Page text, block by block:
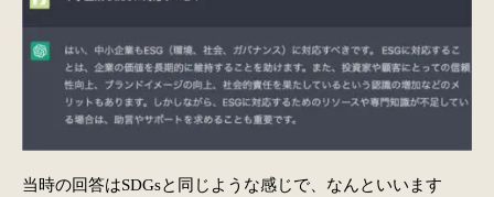
当時の回答はSDGsと同じような感じで、なんといいます